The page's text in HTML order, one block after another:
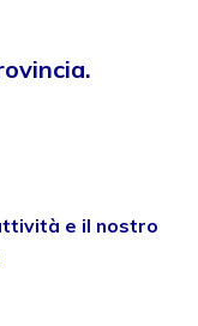
e il nostro